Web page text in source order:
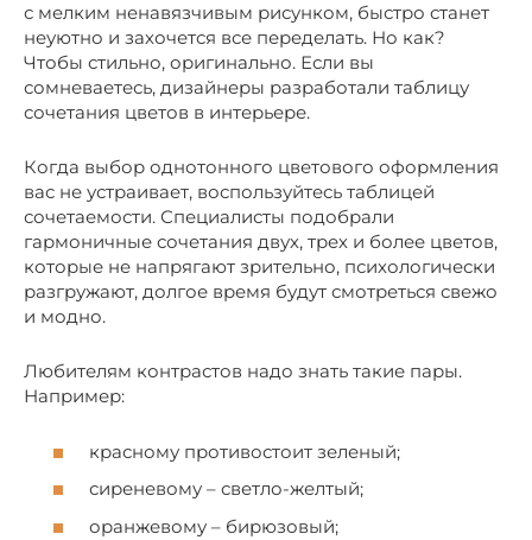
с мелким ненавязчивым рисунком, быстро станет
неуютно и захочется все переделать. Но как?
Чтобы стильно, оригинально. Если вы
сомневаетесь, дизайнеры разработали таблицу
сочетания цветов в интерьере.
Когда выбор однотонного цветового оформления
вас не устраивает, воспользуйтесь таблицей
сочетаемости. Специалисты подобрали
гармоничные сочетания двух, трех и более цветов,
которые не напрягают зрительно, психологически
разгружают, долгое время будут смотреться свежо
и модно.
Любителям контрастов надо знать такие пары.
Например:
красному противостоит зеленый;
сиреневому – светло-желтый;
оранжевому – бирюзовый;